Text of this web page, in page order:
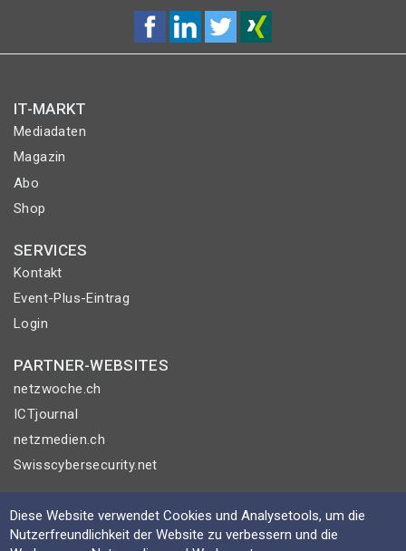
IT-MARKT
Mediadaten
Magazin
Abo
Shop
SERVICES
Kontakt
Event-Plus-Eintrag
Login
PARTNER-WEBSITES
netzwoche.ch
ICTjournal
netzmedien.ch
Swisscybersecurity.net
© NETZMEDIEN AG 2026
Impressum
Diese Website verwendet Cookies und Analysetools, um die
Nutzerfreundlichkeit der Website zu verbessern und die